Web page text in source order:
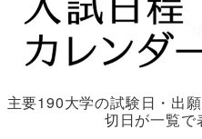
主要190大学の試験日・出
切日が一覧で